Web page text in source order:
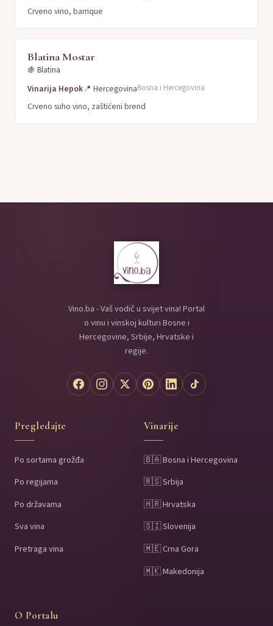
Crveno vino, barrique
Blatina Mostar
🍇 Blatina
Vinarija Hepok📍 HercegovinaBosna i Hercegovina
Crveno suho vino, zaštićeni brend
Vino.ba - Vaš vodič u svijet vina! Portal
o vinu i vinskoj kulturi Bosne i
Hercegovine, Srbije, Hrvatske i
regije.
Pregledajte
Po sortama grožđa
Po regijama
Po državama
Sva vina
Pretraga vina
Vinarije
🇧🇦 Bosna i Hercegovina
🇷🇸 Srbija
🇭🇷 Hrvatska
🇸🇮 Slovenija
🇲🇪 Crna Gora
🇲🇰 Makedonija
O Portalu